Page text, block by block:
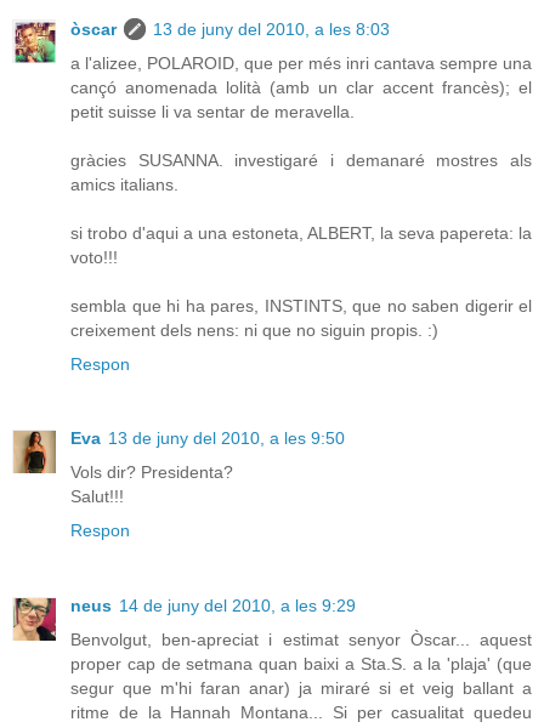
òscar
13 de juny del 2010, a les 8:03
a l'alizee, POLAROID, que per més inri cantava sempre una
cançó anomenada lolità (amb un clar accent francès); el
petit suisse li va sentar de meravella.
gràcies SUSANNA. investigaré i demanaré mostres als
amics italians.
si trobo d'aqui a una estoneta, ALBERT, la seva papereta: la
voto!!!
sembla que hi ha pares, INSTINTS, que no saben digerir el
creixement dels nens: ni que no siguin propis. :)
Respon
Eva 13 de juny del 2010, a les 9:50
Vols dir? Presidenta?
Salut!!!
Respon
neus 14 de juny del 2010, a les 9:29
Benvolgut, ben-apreciat i estimat senyor Òscar... aquest
proper cap de setmana quan baixi a Sta.S. a la 'plaja' (que
segur que m'hi faran anar) ja miraré si et veig ballant a
ritme de la Hannah Montana... Si per casualitat quedeu